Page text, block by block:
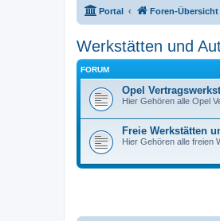
Portal Foren-Übersicht
Werkstätten und
FORUM
Opel
Hier Gehören alle Opel
Freie Werkstätten
Hier Gehören alle freien